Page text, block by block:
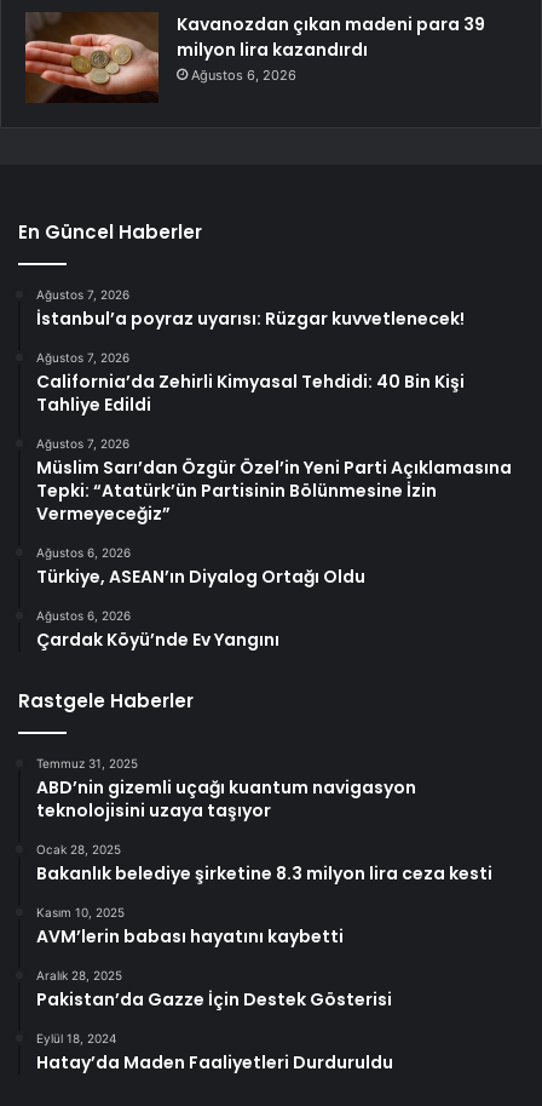
Kavanozdan çıkan madeni para 39
milyon lira kazandırdı
Ağustos 6, 2026
En Güncel Haberler
Ağustos 7, 2026
İstanbul’a poyraz uyarısı: Rüzgar kuvvetlenecek!
Ağustos 7, 2026
California’da Zehirli Kimyasal Tehdidi: 40 Bin Kişi
Tahliye Edildi
Ağustos 7, 2026
Müslim Sarı’dan Özgür Özel’in Yeni Parti Açıklamasına
Tepki: “Atatürk’ün Partisinin Bölünmesine İzin
Vermeyeceğiz”
Ağustos 6, 2026
Türkiye, ASEAN’ın Diyalog Ortağı Oldu
Ağustos 6, 2026
Çardak Köyü’nde Ev Yangını
Rastgele Haberler
Temmuz 31, 2025
ABD’nin gizemli uçağı kuantum navigasyon
teknolojisini uzaya taşıyor
Ocak 28, 2025
Bakanlık belediye şirketine 8.3 milyon lira ceza kesti
Kasım 10, 2025
AVM’lerin babası hayatını kaybetti
Aralık 28, 2025
Pakistan’da Gazze İçin Destek Gösterisi
Eylül 18, 2024
Hatay’da Maden Faaliyetleri Durduruldu